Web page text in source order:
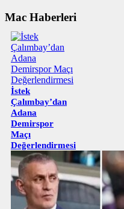
Mac Haberleri
İstek
Çalımbay’dan
Adana
Demirspor
Maçı
Değerlendirmesi